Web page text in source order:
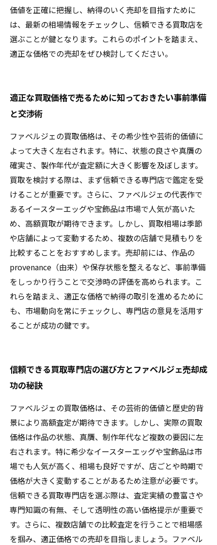
価値を正確に把握し、納得のいく売却を目指すために
は、最新の相場情報をチェックし、信頼できる買取店を
選ぶことが鍵となります。これらのポイントを踏まえ、
適正な価格での売却をぜひ検討してください。
適正な買取価格で売るために知っておきたい事前準備
と交渉術
ファベルジェの買取価格は、その希少性や芸術的価値に
よって大きく左右されます。特に、状態の良さや真贋の
確実さ、製作年代が査定額に大きく影響を及ぼします。
買取を検討する際は、まず信頼できる専門店で鑑定を受
けることが重要です。さらに、ファベルジェの代表作で
あるイースターエッグや宝飾品は市場で人気が高いた
め、高額買取が期待できます。しかし、買取相場は季節
や店舗によって変動するため、複数の店舗で見積もりを
比較することをおすすめします。売却前には、作品の
provenance（由来）や保存状態を整えるなど、事前準備
をしっかり行うことで交渉時の評価を高められます。こ
れらを踏まえ、適正な価格で納得の取引を進めるために
も、市場動向を常にチェックし、専門店の意見を活用す
ることが成功の鍵です。
信頼できる買取専門店の選び方とファベルジェ売却成
功の秘訣
ファベルジェの買取価格は、その芸術的価値と歴史的背
景により高額査定が期待できます。しかし、実際の買取
価格は作品の状態、真贋、制作年代など複数の要因に左
右されます。特に希少なイースターエッグや宝飾品は市
場でも人気が高く、相場も良好ですが、店ごとや時期で
価格が大きく変動することがあるため注意が必要です。
信頼できる買取専門店を選ぶ際は、査定実績の豊富さや
専門知識の有無、そして透明性の高い価格提示が重要で
す。さらに、複数店舗での比較査定を行うことで相場感
を掴み、適正価格での売却を目指しましょう。ファベル